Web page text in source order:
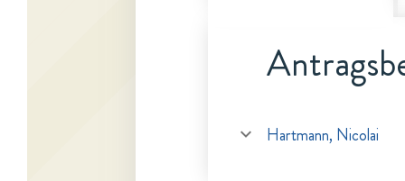
Hartmann, Nicolai